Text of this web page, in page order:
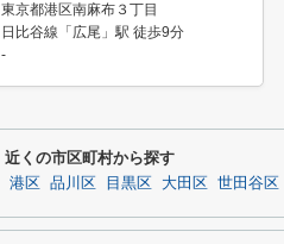
東京都港区南麻布３丁目
日比谷線「広尾」駅 徒歩9分
-
近くの市区町村から探す
港区 品川区 目黒区 大田区 世田谷区